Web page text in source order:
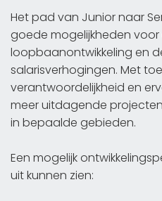
Het pad van Junior naar
goede mogelijkheden
loopbaanontwikkeling en
salarisverhogingen. Met
verantwoordelijkheid en
meer uitdagende
in bepaalde gebieden.
Een mogelijk
uit kunnen zien: